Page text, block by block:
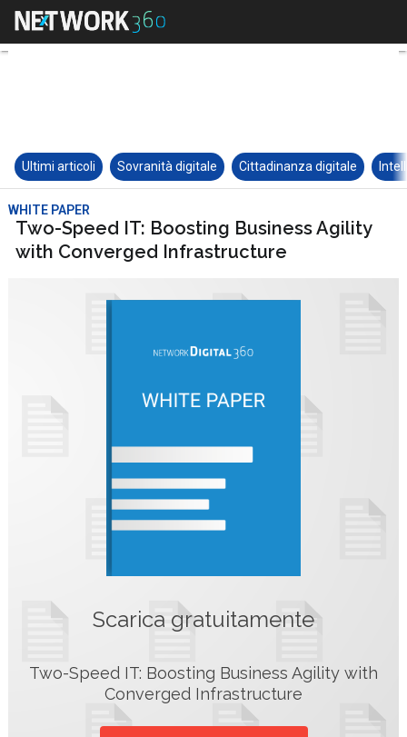
Ultimi articoli Sovranità digitale Cittadinanza digitale
WHITE PAPER
Two-Speed IT: Boosting Business Agility
with Converged Infrastructure
Scarica gratuitamente
Two-Speed IT: Boosting Business Agility with
Converged Infrastructure